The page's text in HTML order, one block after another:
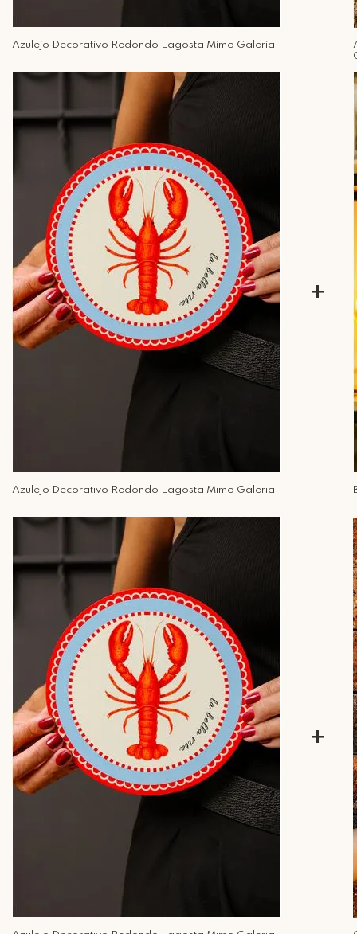
Azulejo Decorativo Redondo Lagosta Mimo Galeria
Azulejo Decorativo Redondo Lagosta Mimo Galeria
+
+